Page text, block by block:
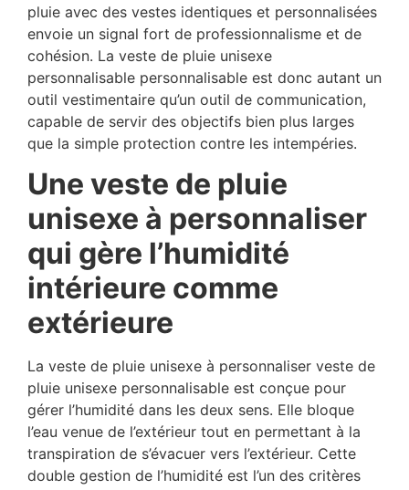
pluie avec des vestes identiques et personnalisées
envoie un signal fort de professionnalisme et de
cohésion. La veste de pluie unisexe
personnalisable personnalisable est donc autant un
outil vestimentaire qu’un outil de communication,
capable de servir des objectifs bien plus larges
que la simple protection contre les intempéries.
Une veste de pluie
unisexe à personnaliser
qui gère l’humidité
intérieure comme
extérieure
La veste de pluie unisexe à personnaliser veste de
pluie unisexe personnalisable est conçue pour
gérer l’humidité dans les deux sens. Elle bloque
l’eau venue de l’extérieur tout en permettant à la
transpiration de s’évacuer vers l’extérieur. Cette
double gestion de l’humidité est l’un des critères